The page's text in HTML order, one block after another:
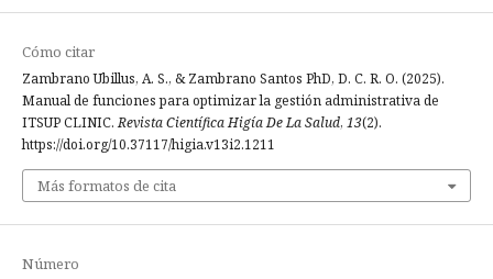
Cómo citar
Zambrano Ubillus, A. S., & Zambrano Santos PhD, D. C. R. O. (2025).
Manual de funciones para optimizar la gestión administrativa de
ITSUP CLINIC.Revista Científica Higía De La Salud, 13(2).
https://doi.org/10.37117/higia.v13i2.1211
Más formatos de cita
Número